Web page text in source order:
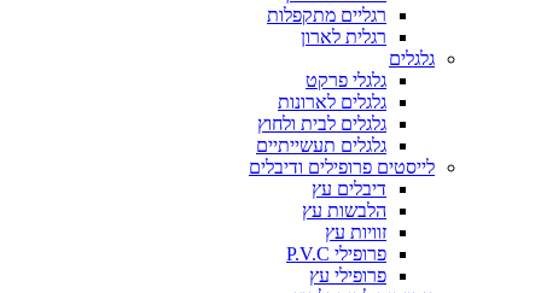
רגליים מתקפלות
רגלית לארון
גלגלים
גלגלי פרקט
גלגלים לארונות
גלגלים לבית ולחוץ
גלגלים תעשייתיים
לייסטים פרופילים ודיבלים
דיבלים עץ
הלבשות עץ
זוויות עץ
פרופילי P.V.C
פרופילי עץ